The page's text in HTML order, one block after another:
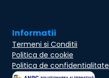
Informatii
Termeni si Conditii
Politica de cookie
Politica de confidentialitate